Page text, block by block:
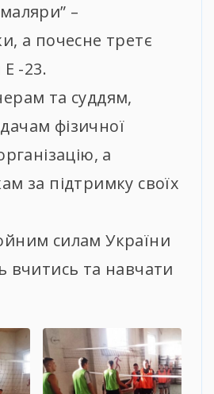
–
а почесне третє
-23.
та суддям,
фізичної
а
за підтримку своїх
силам України
вчитись та навчати